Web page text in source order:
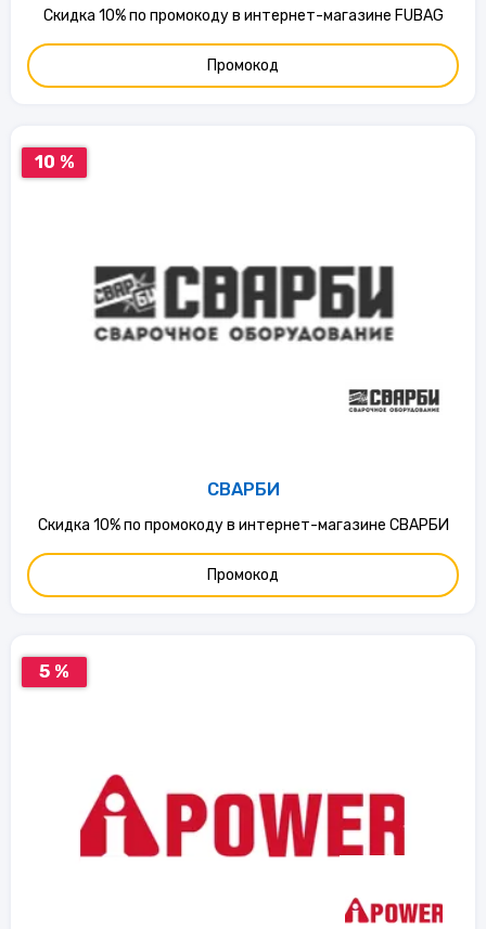
Скидка 10% по промокоду в интернет-магазине FUBAG
Промокод
10 %
СВАРБИ
Скидка 10% по промокоду в интернет-магазине СВАРБИ
Промокод
5 %